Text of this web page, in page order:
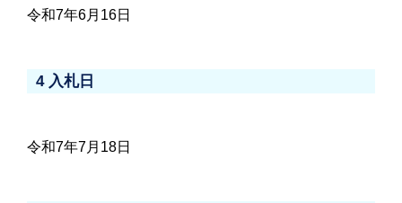
令和7年6月16日
4 入札日
令和7年7月18日